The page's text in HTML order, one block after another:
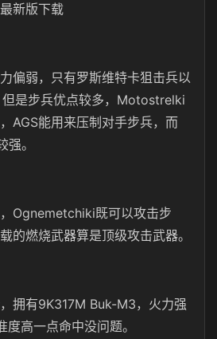
新版下载
偏弱，只有罗斯维特卡狙击兵以
但是步兵优点较多，Motostrelki
AGS能用来压制对手步兵，而
。
Ognemetchiki既可以攻击步
的燃烧武器算是顶级攻击武器。
拥有9K317M Buk-M3，火力强
高一点命中没问题。